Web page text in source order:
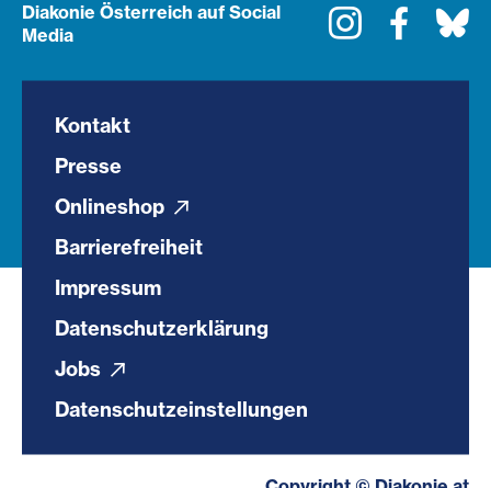
Diakonie Österreich auf Social
Media
Instagram
Kontakt
Presse
Onlineshop
Barrierefreiheit
Impressum
Datenschutzerklärung
Jobs
Datenschutzeinstellungen